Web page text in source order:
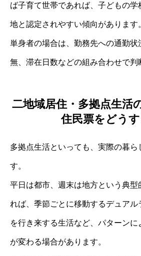
ば子育て世帯であれば、子どもの
地と認定されやすい傾向があります
単身者の場合は、勤務先への通勤状
無、滞在日数などの組み合わせで判
二地域居住・多拠点生活
住民票をどう
多拠点生活といっても、実際の暮
す。
平日は都市、週末は地方という典型
れば、季節ごとに移動するデュアル
を行き来する生活など、パターン
が変わる場合があります。